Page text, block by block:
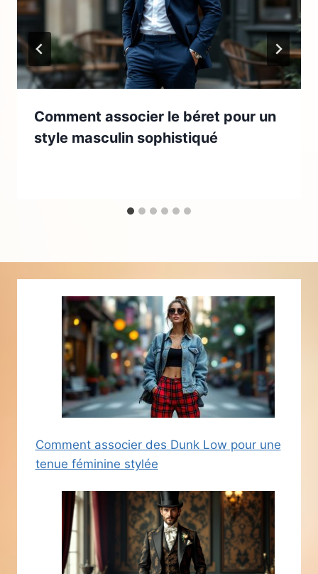
Comment associer le béret pour un
style masculin sophistiqué
Comment associer des Dunk Low pour une
tenue féminine stylée